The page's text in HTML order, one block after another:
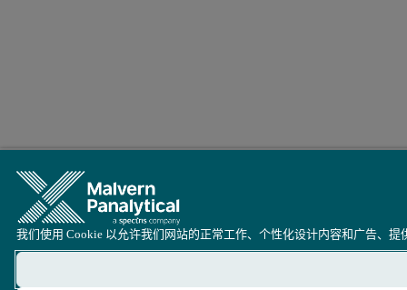
我们使用 Cookie 以允许我们网站的正常工作、个性化设计内容和广告、